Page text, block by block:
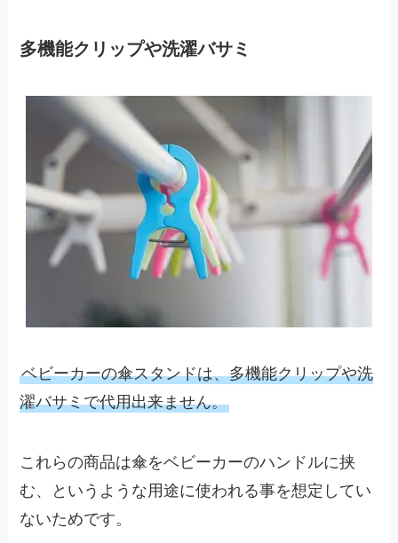
多機能クリップや洗濯バサミ
ベビーカーの傘スタンドは、多機能クリップや洗
濯バサミで代用出来ません。
これらの商品は傘をベビーカーのハンドルに挟
む、というような用途に使われる事を想定してい
ないためです。